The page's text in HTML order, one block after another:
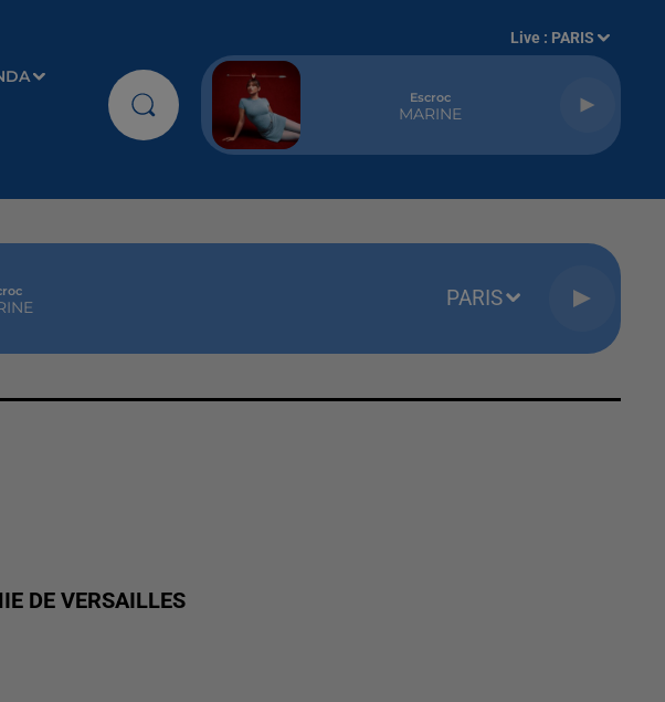
Live : PARIS
Escroc
MARINE
PARIS
DE VERSAILLES